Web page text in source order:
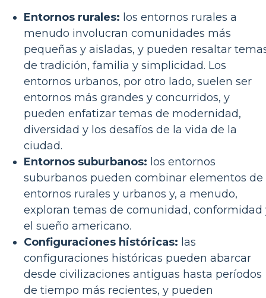
Entornos rurales: los entornos rurales a
menudo involucran comunidades más
pequeñas y aisladas, y pueden resaltar
de tradición, familia y simplicidad. Los
entornos urbanos, por otro lado, suelen ser
entornos más grandes y concurridos, y
pueden enfatizar temas de modernidad,
diversidad y los desafíos de la vida de la
ciudad.
Entornos suburbanos: los entornos
suburbanos pueden combinar elementos de
entornos rurales y urbanos y, a menudo,
exploran temas de comunidad, conformidad
el sueño americano.
Configuraciones históricas: las
configuraciones históricas pueden abarcar
desde civilizaciones antiguas hasta períodos
de tiempo más recientes, y pueden